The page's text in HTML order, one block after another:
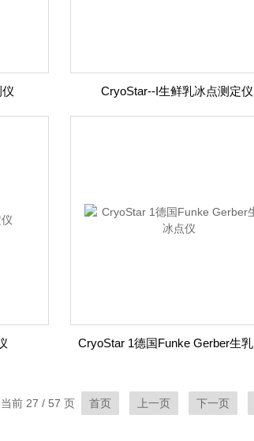
CryoStar--I生鲜乳冰点测定仪
前 27 / 57 页 首页 上一页 下一页